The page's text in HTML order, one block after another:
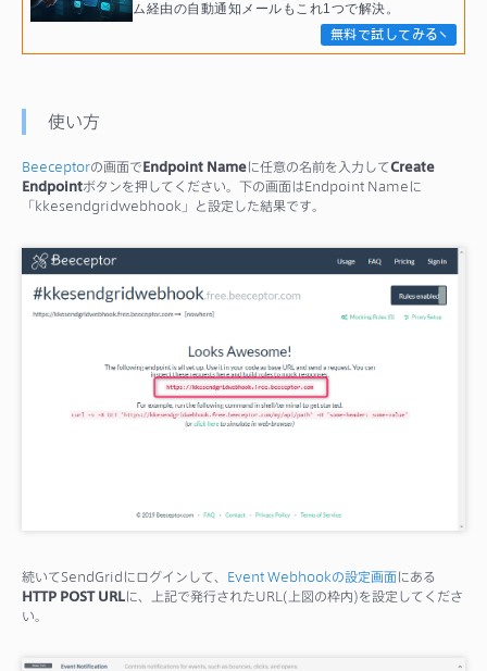
ム経由の自動通知メールもこれ1つで解決。
無料で試してみる
使い方
Beeceptorの画面でEndpoint Nameに任意の名前を入力してCreate
Endpointボタンを押してください。下の画面はEndpoint Nameに
「kkesendgridwebhook」と設定した結果です。
続いてSendGridにログインして、 Event Webhookの設定画面にある
HTTP POST URLに、上記で発行されたURL(上図の枠内)を設定してくださ
い。